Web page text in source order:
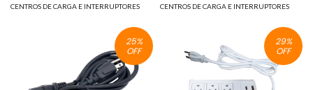
CENTROS DE CARGA E INTERRUPTORES CENTROS DE CARGA E INTERRUPTORES
25%
OFF
29%
OFF